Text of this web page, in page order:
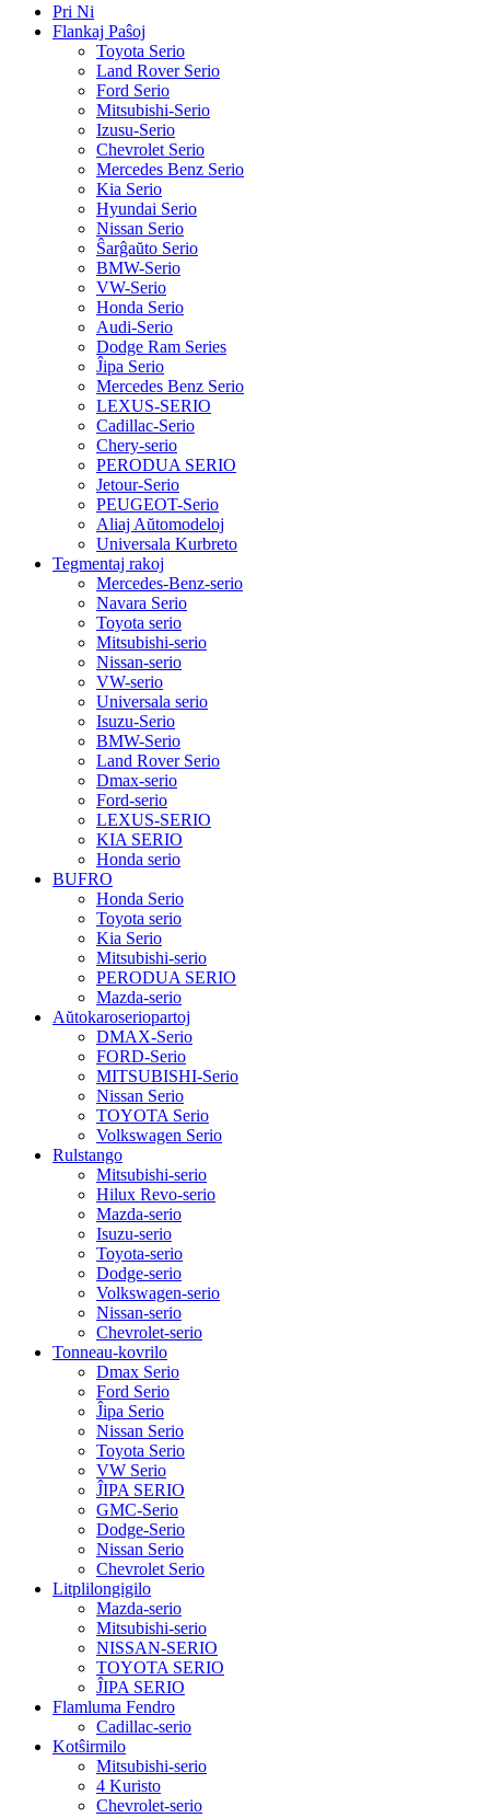
Pri Ni
Flankaj Paŝoj
Toyota Serio
Land Rover Serio
Ford Serio
Mitsubishi-Serio
Izusu-Serio
Chevrolet Serio
Mercedes Benz Serio
Kia Serio
Hyundai Serio
Nissan Serio
Ŝarĝaŭto Serio
BMW-Serio
VW-Serio
Honda Serio
Audi-Serio
Dodge Ram Series
Ĵipa Serio
Mercedes Benz Serio
LEXUS-SERIO
Cadillac-Serio
Chery-serio
PERODUA SERIO
Jetour-Serio
PEUGEOT-Serio
Aliaj Aŭtomodeloj
Universala Kurbreto
Tegmentaj rakoj
Mercedes-Benz-serio
Navara Serio
Toyota serio
Mitsubishi-serio
Nissan-serio
VW-serio
Universala serio
Isuzu-Serio
BMW-Serio
Land Rover Serio
Dmax-serio
Ford-serio
LEXUS-SERIO
KIA SERIO
Honda serio
BUFRO
Honda Serio
Toyota serio
Kia Serio
Mitsubishi-serio
PERODUA SERIO
Mazda-serio
Aŭtokaroseriopartoj
DMAX-Serio
FORD-Serio
MITSUBISHI-Serio
Nissan Serio
TOYOTA Serio
Volkswagen Serio
Rulstango
Mitsubishi-serio
Hilux Revo-serio
Mazda-serio
Isuzu-serio
Toyota-serio
Dodge-serio
Volkswagen-serio
Nissan-serio
Chevrolet-serio
Tonneau-kovrilo
Dmax Serio
Ford Serio
Ĵipa Serio
Nissan Serio
Toyota Serio
VW Serio
ĴIPA SERIO
GMC-Serio
Dodge-Serio
Nissan Serio
Chevrolet Serio
Litplilongigilo
Mazda-serio
Mitsubishi-serio
NISSAN-SERIO
TOYOTA SERIO
ĴIPA SERIO
Flamluma Fendro
Cadillac-serio
Kotŝirmilo
Mitsubishi-serio
4 Kuristo
Chevrolet-serio